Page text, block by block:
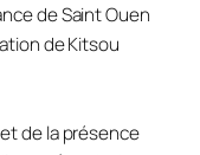
de Saint Ouen
de Kitsou
de la présence